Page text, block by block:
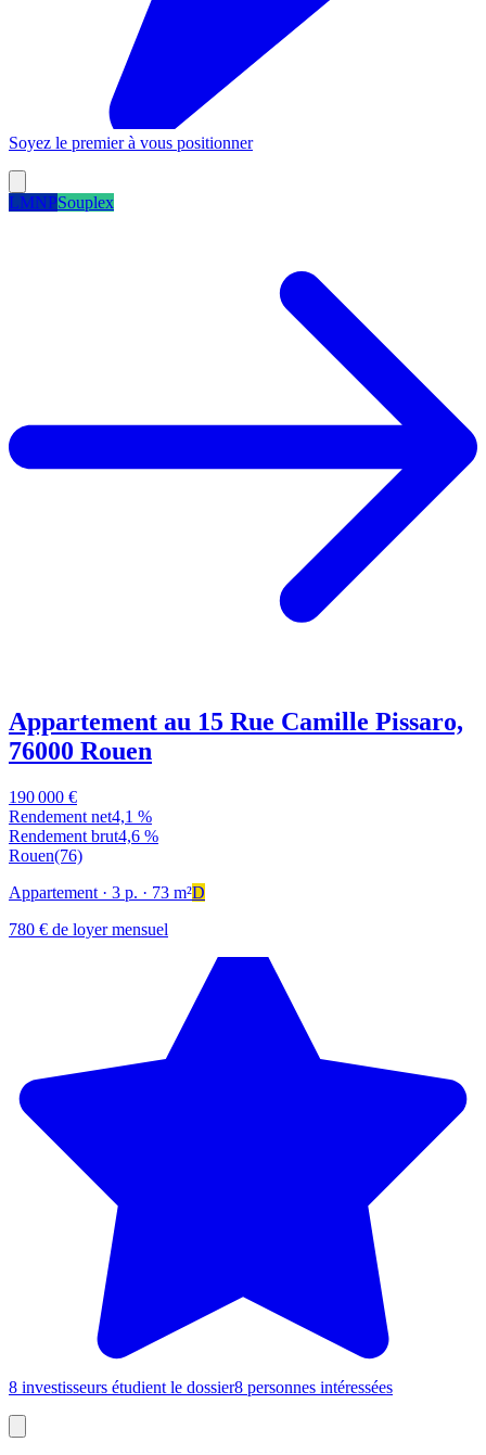
Soyez le premier à vous positionner
LMNPSouplex
Appartement au 15 Rue Camille Pissaro,
76000 Rouen
190 000 €
Rendement net4,1 %
Rendement brut4,6 %
Rouen(76)
Appartement · 3 p. · 73 m²D
780 € de loyer mensuel
8 investisseurs étudient le dossier8 personnes intéressées